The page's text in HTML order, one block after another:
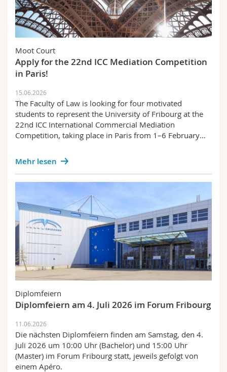
Moot Court
Apply for the 22nd ICC Mediation Competition
in Paris!
15.06.2026
The Faculty of Law is looking for four motivated
students to represent the University of Fribourg at the
22nd ICC International Commercial Mediation
Competition, taking place in Paris from 1–6 February…
Mehr lesen
Diplomfeiern
Diplomfeiern am 4. Juli 2026 im Forum Fribourg
11.06.2026
Die nächsten Diplomfeiern finden am Samstag, den 4.
Juli 2026 um 10:00 Uhr (Bachelor) und 15:00 Uhr
(Master) im Forum Fribourg statt, jeweils gefolgt von
einem Apéro.